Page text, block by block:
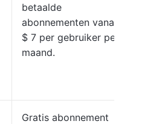
betaalde
abonnementen vanaf
$ 7 per gebruiker per
maand.
Gratis abonnement